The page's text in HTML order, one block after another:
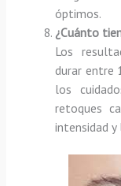
óptimos.
¿Cuánto
Los
durar entre
los
retoques
intensidad